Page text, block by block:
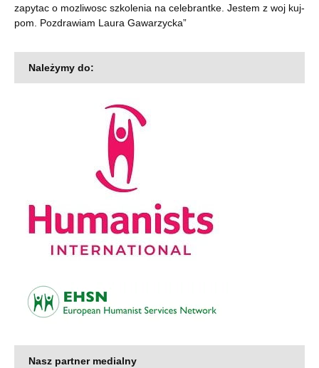
zapytac o mozliwosc szkolenia na celebrantke. Jestem z woj kuj-
pom. Pozdrawiam Laura Gawarzycka”
Należymy do:
Nasz partner medialny